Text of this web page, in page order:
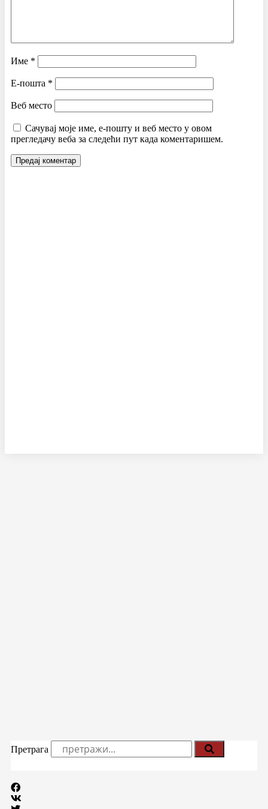
Име *
Е-пошта *
Веб место
Сачувај моје име, е-пошту и веб место у овом
прегледачу веба за следећи пут када коментаришем.
Претрага